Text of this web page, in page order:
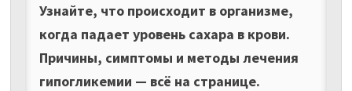
Узнайте, что происходит в организме,
когда падает уровень сахара в крови.
Причины, симптомы и методы лечения
гипогликемии — всё на странице.